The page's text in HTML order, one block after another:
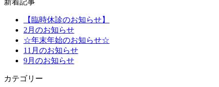
【臨時休診のお知らせ】
2月のお知らせ
☆年末年始のお知らせ☆
11月のお知らせ
9月のお知らせ
カテゴリー